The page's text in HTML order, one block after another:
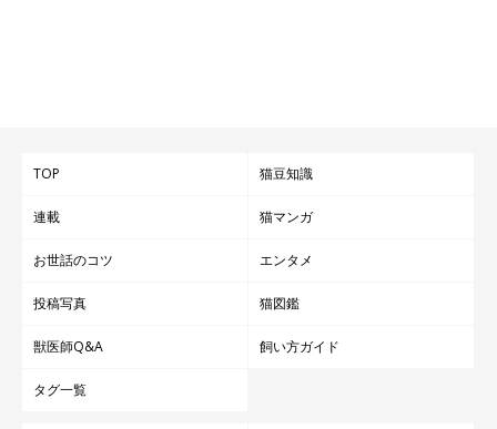
TOP 猫豆知識
連載 猫マンガ
お世話のコツ エンタメ
投稿写真 猫図鑑
獣医師Q&A 飼い方ガイド
タグ一覧